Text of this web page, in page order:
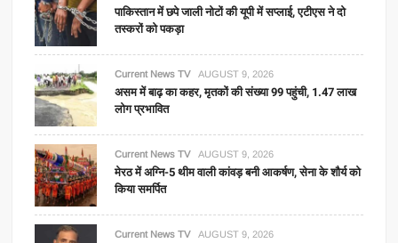
पाकिस्तान में छपे जाली नोटों की यूपी में सप्लाई, एटीएस ने दो
तस्करों को पकड़ा
Current News TV AUGUST 9, 2026
असम में बाढ़ का कहर, मृतकों की संख्या 99 पहुंची, 1.47 लाख
लोग प्रभावित
Current News TV AUGUST 9, 2026
मेरठ में अग्नि-5 थीम वाली कांवड़ बनी आकर्षण, सेना के शौर्य को
किया समर्पित
Current News TV AUGUST 9, 2026